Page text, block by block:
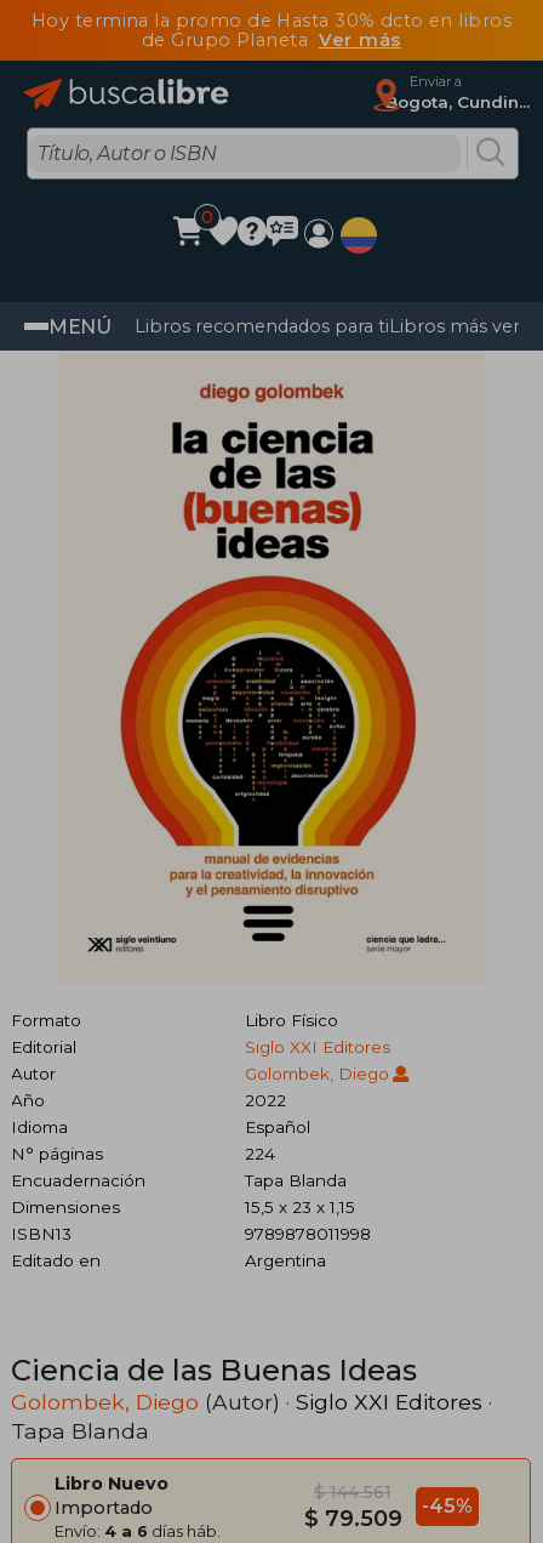
Hoy termina la promo de Hasta 30% dcto en libros
de Grupo Planeta Ver más
Enviar a
Bogota, Cundinamarca
0
MENÚ Libros recomendados para tiLibros más
Formato
Libro Físico
Editorial
Siglo XXI Editores
Autor
Golombek, Diego
Año
2022
Idioma
Español
N° páginas
224
Encuadernación
Tapa Blanda
Dimensiones
15,5 x 23 x 1,15
ISBN13
9789878011998
Editado en
Argentina
Ciencia de las Buenas Ideas
Golombek, Diego (Autor) · Siglo XXI Editores ·
Tapa Blanda
Libro Nuevo
Importado
Envío: 4 a 6 días háb.
$ 144.561
$ 79.509 -45%